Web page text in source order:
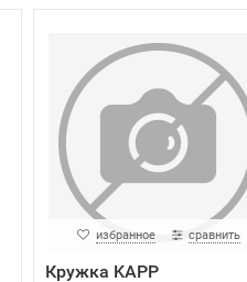
избранное сравнить
Кружка KAPP